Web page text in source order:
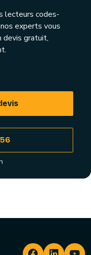
lecteurs codes-
experts vous
devis gratuit,